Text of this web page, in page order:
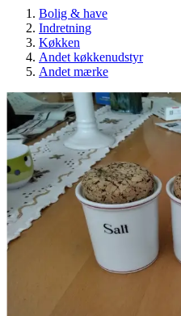
Bolig & have
Indretning
Køkken
Andet køkkenudstyr
Andet mærke